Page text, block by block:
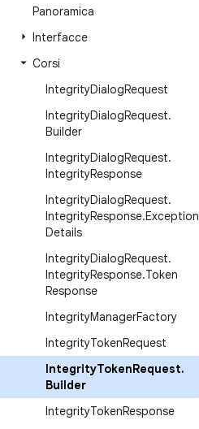
Panoramica
Interfacce
Corsi
IntegrityDialogRequest
IntegrityDialogRequest.
Builder
IntegrityDialogRequest.
IntegrityResponse
IntegrityDialogRequest.
IntegrityResponse.Exception
Details
IntegrityDialogRequest.
IntegrityResponse.Token
Response
IntegrityManagerFactory
IntegrityTokenRequest
IntegrityTokenRequest.
Builder
IntegrityTokenResponse